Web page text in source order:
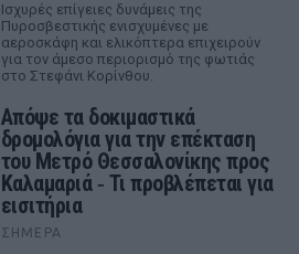
Ισχυρές επίγειες δυνάμεις της
Πυροσβεστικής ενισχυμένες με
αεροσκάφη και ελικόπτερα επιχειρούν
για τον άμεσο περιορισμό της φωτιάς
στο Στεφάνι Κορίνθου.
Απόψε τα δοκιμαστικά
δρομολόγια για την επέκταση
του Μετρό Θεσσαλονίκης προς
Καλαμαριά ‑ Τι προβλέπεται για
εισιτήρια
ΣΉΜΕΡΑ